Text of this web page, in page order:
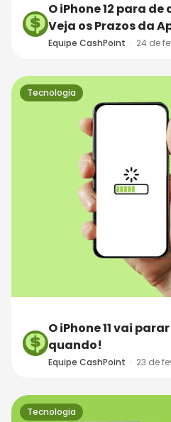
O iPhone 12 para
Veja os Prazos da
Equipe CashPoint · 24 de
Tecnologia
O iPhone 11 vai
quando!
Equipe CashPoint · 23 de
Tecnologia